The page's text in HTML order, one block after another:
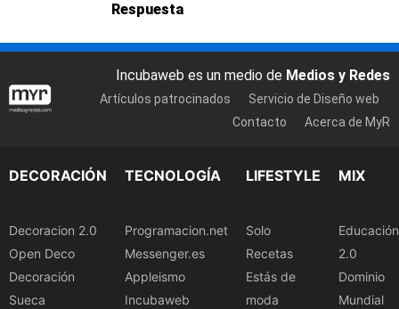
Respuesta
Incubaweb es un medio de Medios y Redes
Artículos patrocinados
Servicio de Diseño web
Contacto
Acerca de MyR
DECORACIÓN
Decoracion 2.0
Open Deco
Decoración
Sueca
TECNOLOGÍA
Programacion.net
Messenger.es
Appleismo
Incubaweb
LIFESTYLE
Solo
Recetas
Estás de
moda
MIX
Educación
2.0
Dominio
Mundial